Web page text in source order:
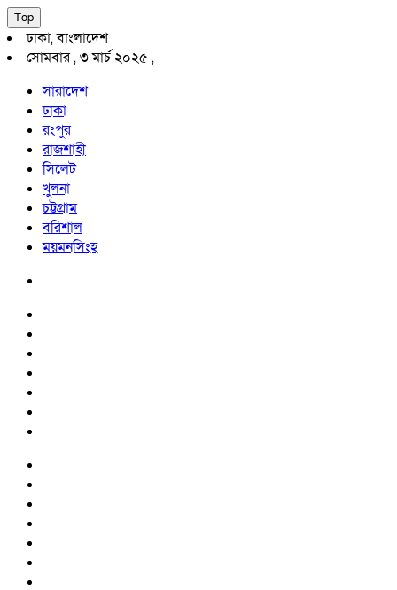
Top
ঢাকা, বাংলাদেশ
সোমবার , ৩ মার্চ ২০২৫ ,
সারাদেশ
ঢাকা
রংপুর
রাজশাহী
সিলেট
খুলনা
চট্টগ্রাম
বরিশাল
ময়মনসিংহ